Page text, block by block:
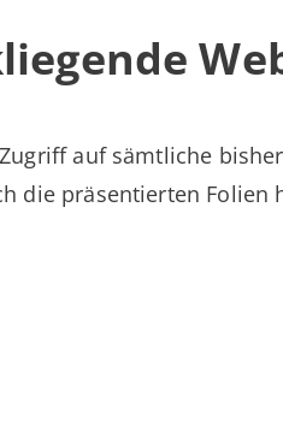
auf sämtliche
die präsentierten